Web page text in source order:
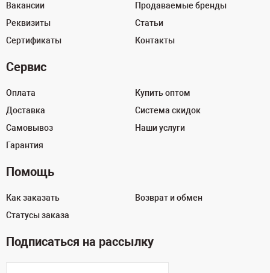
Вакансии
Реквизиты
Сертификаты
Продаваемые бренды
Статьи
Контакты
Сервис
Оплата
Доставка
Самовывоз
Гарантия
Купить оптом
Система скидок
Наши услуги
Помощь
Как заказать
Статусы заказа
Возврат и обмен
Подписаться на рассылку